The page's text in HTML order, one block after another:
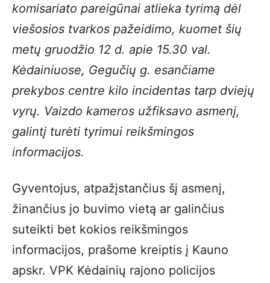
komisariato pareigūnai atlieka tyrimą dėl
viešosios tvarkos pažeidimo, kuomet šių
metų gruodžio 12 d. apie 15.30 val.
Kėdainiuose, Gegučių g. esančiame
prekybos centre kilo incidentas tarp dviejų
vyrų. Vaizdo kameros užfiksavo asmenį,
galintį turėti tyrimui reikšmingos
informacijos.
Gyventojus, atpažįstančius šį asmenį,
žinančius jo buvimo vietą ar galinčius
suteikti bet kokios reikšmingos
informacijos, prašome kreiptis į Kauno
apskr. VPK Kėdainių rajono policijos